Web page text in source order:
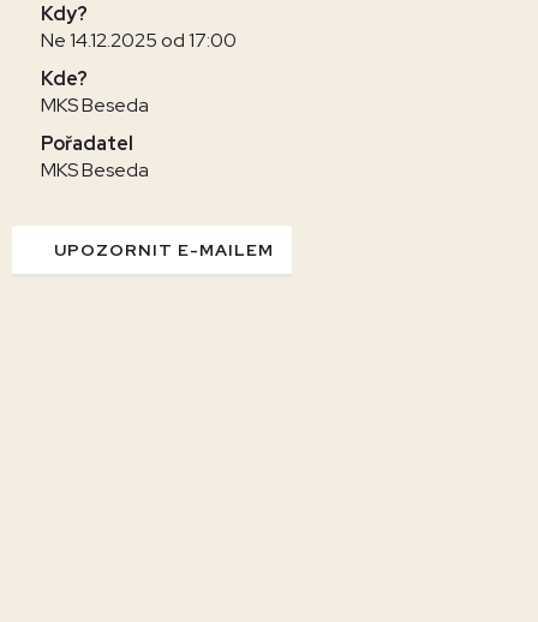
Kdy?
Ne 14.12.2025 od 17:00
Kde?
MKS Beseda
Pořadatel
MKS Beseda
UPOZORNIT E-MAILEM